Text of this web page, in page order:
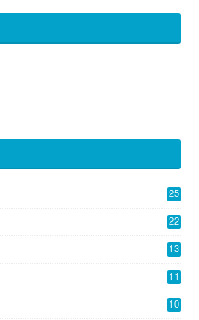
25
22
13
11
10